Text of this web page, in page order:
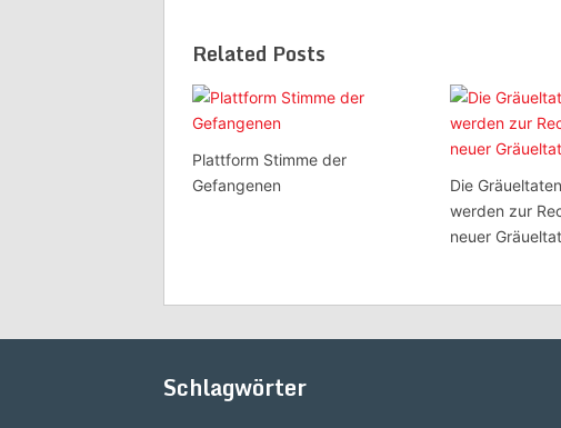
Related Posts
Plattform Stimme der
Gefangenen
Die
werden zur
neuer
Schlagwörter